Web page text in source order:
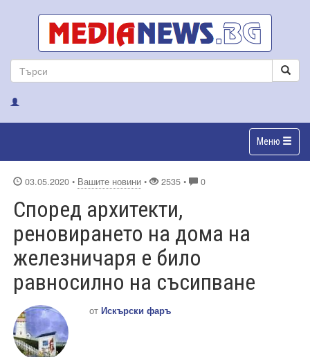
Меню
03.05.2020 • Вашите новини • 2535 • 0
Според архитекти,
реновирането на дома на
железничаря е било
равносилно на съсипване
от Искърски фаръ